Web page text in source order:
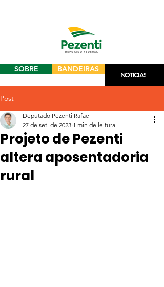
SOBRE BANDEIRAS
NOTÍCIAS
Post
Projeto de Pezenti
altera aposentadoria
rural
Deputado Pezenti Rafael
27 de set. de 2023 1 min de leitura